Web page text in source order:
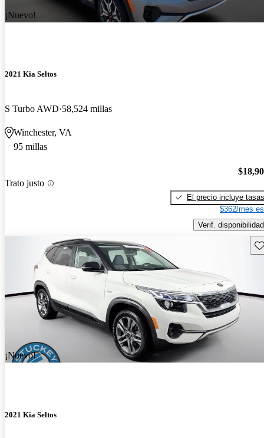
¡Nuevo!
2021 Kia Seltos
S Turbo AWD 58,524 millas
Winchester, VA
95 millas
Trato justo
El precio incluye tasas
$362/mes
Verif. disponibilidad
¡Nuevo!
2021 Kia Seltos